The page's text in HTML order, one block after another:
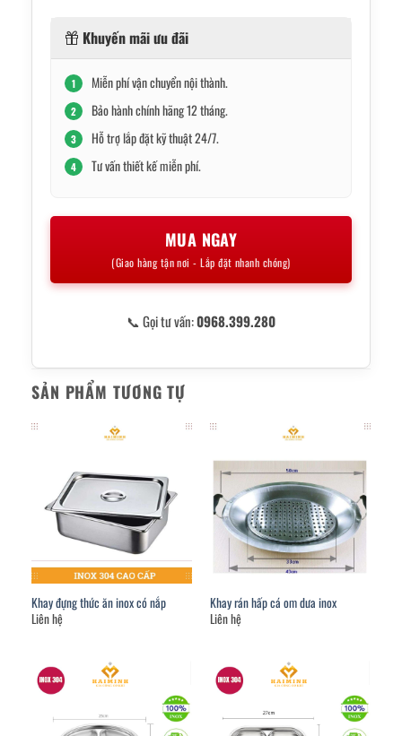
Khuyến mãi ưu đãi
1 Miễn phí vận chuyển nội thành.
2 Bảo hành chính hãng 12 tháng.
3 Hỗ trợ lắp đặt kỹ thuật 24/7.
4 Tư vấn thiết kế miễn phí.
MUA NGAY
(Giao hàng tận nơi - Lắp đặt nhanh chóng)
📞 Gọi tư vấn:0968.399.280
SẢN PHẨM TƯƠNG TỰ
Khay đựng thức ăn inox có nắp
Liên hệ
Khay rán hấp cá om dưa inox
Liên hệ